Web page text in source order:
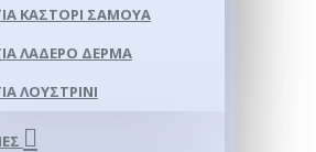
ΚΑΣΤΌΡΙ ΣΑΜΟΎΑ
ΛΑΔΕΡΌ ΔΈΡΜΑ
ΛΟΥΣΤΡΊΝΙ